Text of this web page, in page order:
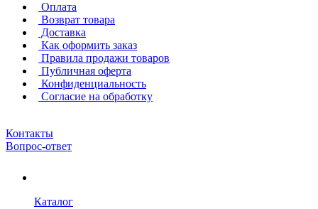
Оплата
Возврат товара
Доставка
Как оформить заказ
Правила продажи товаров
Публичная оферта
Конфиденциальность
Согласие на обработку
Контакты
Вопрос-ответ
Каталог